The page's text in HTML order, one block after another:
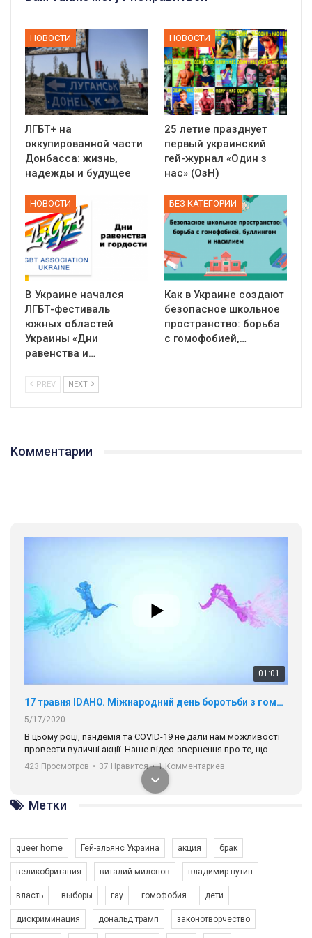
НОВОСТИ
ЛГБТ+ на
оккупированной части
Донбасса: жизнь,
надежды и будущее
НОВОСТИ
25 летие празднует
первый украинский
гей-журнал «Один з
нас» (ОзН)
НОВОСТИ
В Украине начался
ЛГБТ-фестиваль
южных областей
Украины «Дни
равенства и…
БЕЗ КАТЕГОРИИ
Как в Украине создают
безопасное школьное
пространство: борьба
с гомофобией,…
PREV NEXT
Комментарии
01:01
17 травня IDAHO. Міжнародний день боротьби з гомофобією трансфобією і біфобія.
5/17/2020
В цьому році, пандемія та COVІD-19 не дали нам можливості
провести вуличні акції. Наше відео-звернення про те, що
навіть коли ми у різних містах та не можемо зустрінеться, ми
разом. Ми закликаємо всіх хто поділяє цінності рівності та
солідарності, приєднатися до нас. Регіональні підрозділи
ГАУ є в 16 областях України.
Разом наш голос лунає гучніше!
423 Просмотров • 37 Нравится • 1 Комментариев
Метки
queer home Гей-альянс Украина акция брак
великобритания виталий милонов владимир путин
власть выборы гау гомофобия дети
дискриминация дональд трамп законотворчество